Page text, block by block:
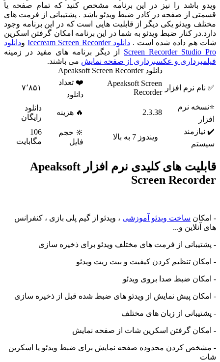
ویدو باشد را نیز در این برنامه مشخص کنید که تمام صفحه یا
قسمتی از صفحه در کادر ضبط ویدئو باشد . پشتیبانی از فرمت های
مختلف ویدئو یکی دیگر از قابلیت هایی است که در این برنامه وجود
دارد.در کنار ضبط ویدئو به شما در این برنامه امکان گرفتن اسکرین
شات هم داده شده است .دانلود Icecream Screen Recorder ودانلود
Screen Recorder Studio Pro از دیگر برنامه های مفید در زمینه
فیلمبرداری و عکسبرداری از صفحه نمایش می باشند.
دانلود Apeaksoft Screen Recorder
✅ نام نرم افزار
Apeaksoft Screen
Recorder
❤️ تعداد
دانلود
۷٬۸۵۱
⭐نسخه نرم
افزار
2.3.38 🔥 هزینه
دانلود
رایگان
✔️ نیازمند
سیستم
ویندوز 7 به بالا
🔆 حجم
فایل
106
مگابایت
قابلیت های کلیدی نرم افزار Apeaksoft
Screen Recorder
- امکان ساخت ویدئو آموزشی ، ویدئو از گیم پلی بازی ، کنفرانس
های آنلاین و...
- پشتیبانی از فرمت های مختلف ویدئو برای ذخیره سازی
- امکان تنظیم کردن کیفیت و بیت ریت ویدئو
- امکان ضبط صدا بروی ویدئو
- امکان پیش نمایش از ویدئو های ضبط شده قبل از ذخیره سازی
- پشتیبانی از زبان های مختلف
- امکان گرفتن اسکرین شات از صفحه نمایش
- مشخص کردن محدوده صفحه نمایش برای ضبط ویدئو یا اسکرین
شات